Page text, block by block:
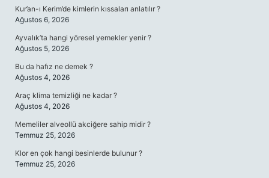
Kur’an-ı Kerim’de kimlerin kıssaları anlatılır ?
Ağustos 6, 2026
Ayvalık’ta hangi yöresel yemekler yenir ?
Ağustos 5, 2026
Bu da hafız ne demek ?
Ağustos 4, 2026
Araç klima temizliği ne kadar ?
Ağustos 4, 2026
Memeliler alveollü akciğere sahip midir ?
Temmuz 25, 2026
Klor en çok hangi besinlerde bulunur ?
Temmuz 25, 2026